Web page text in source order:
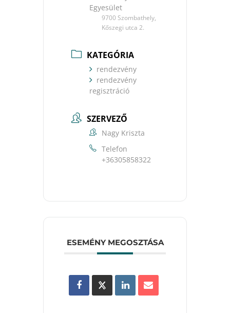
Egyesület
9700 Szombathely,
Kőszegi utca 2.
KATEGÓRIA
rendezvény
rendezvény
regisztráció
SZERVEZŐ
Nagy Kriszta
Telefon
+36305858322
ESEMÉNY MEGOSZTÁSA